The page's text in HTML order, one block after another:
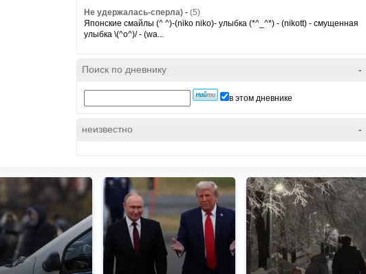
Не удержалась-сперла) - (5)
Японские смайлы (^ ^)-(niko niko)- улыбка (*^_^*) - (nikott) - смущенная
улыбка \(^o^)/ - (wa...
-
Поиск по дневнику
в этом дневнике
-
неизвестно